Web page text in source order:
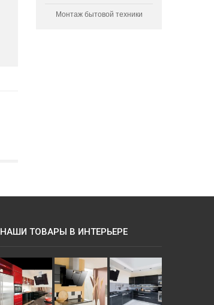
Монтаж бытовой техники
НАШИ ТОВАРЫ В ИНТЕРЬЕРЕ